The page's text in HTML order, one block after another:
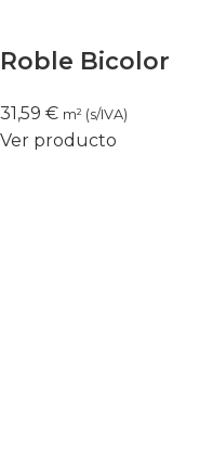
Roble Bicolor
31,59 € m² (s/IVA)
Ver producto